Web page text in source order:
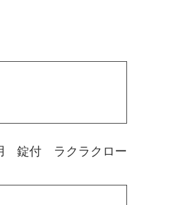
錠付 ラクラクロー